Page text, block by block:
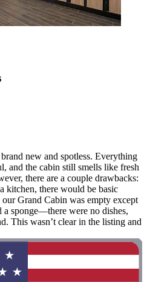
new and spotless. Everything
and the cabin still smells like fresh
there are a couple drawbacks:
kitchen, there would be basic
Grand Cabin was empty except
a sponge—there were no dishes,
This wasn’t clear in the listing and